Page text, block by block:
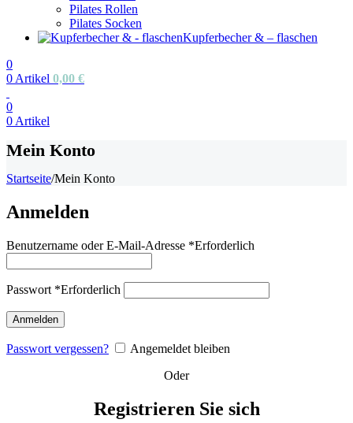
Pilates Rollen
Pilates Socken
Kupferbecher & – flaschen
0
0 Artikel 0,00 €
0
0 Artikel
Mein Konto
Startseite/Mein Konto
Anmelden
Benutzername oder E-Mail-Adresse *Erforderlich
Passwort *Erforderlich
Anmelden
Passwort vergessen?
Angemeldet bleiben
Oder
Registrieren Sie sich